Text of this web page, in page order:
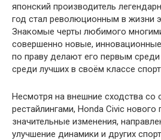
японский производитель
год стал революционным в жизни
Знакомые черты любимого
совершенно новые,
по праву делают его первым
среди лучших в своём классе
Несмотря на внешние сходства
рестайлингами, Honda Civic нового
значительные изменения,
улучшение динамики и других